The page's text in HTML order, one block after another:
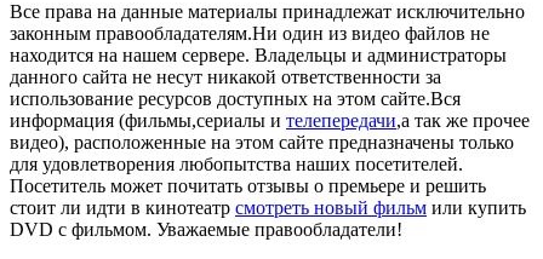
Все права на данные материалы принадлежат исключительно
законным правообладателям.Ни один из видео файлов не
находится на нашем сервере. Владельцы и администраторы
данного сайта не несут никакой ответственности за
использование ресурсов доступных на этом сайте.Вся
информация (фильмы,сериалы и телепередачи,а так же прочее
видео), расположенные на этом сайте предназначены только
для удовлетворения любопытства наших посетителей.
Посетитель может почитать отзывы о премьере и решить
стоит ли идти в кинотеатр смотреть новый фильм или купить
DVD с фильмом. Уважаемые правообладатели!